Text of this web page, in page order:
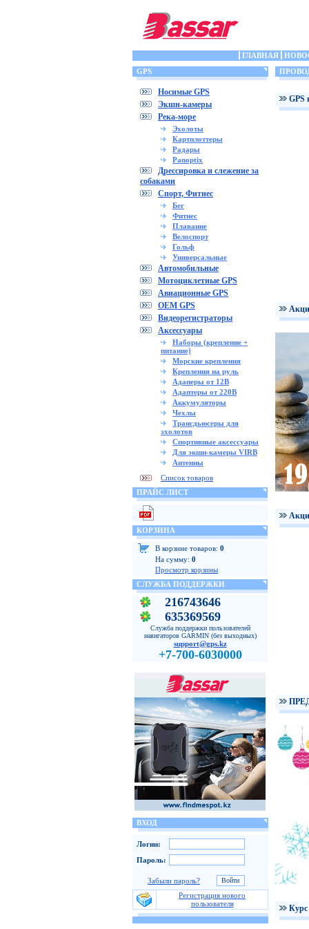
ГЛАВНАЯ
GPS
Носимые GPS
Экшн-камеры
Река-море
Эхолоты
Картплоттеры
Радары
Panoptix
Дрессировка и слежение за
собаками
Спорт, Фитнес
Бег
Фитнес
Плавание
Велоспорт
Гольф
Универсальные
Автомобильные
Мотоциклетные GPS
Авиационные GPS
OEM GPS
Видеорегистраторы
Аксессуары
Наборы (крепление +
питание)
Морские крепления
Крепления на руль
Адаперы от 12В
Адаптеры от 220В
Аккумуляторы
Чехлы
Трансдьюсеры для
эхолотов
Спортивные аксессуары
Для экшн-камеры VIRB
Антенны
Список товаров
ПРАЙС ЛИСТ
КОРЗИНА
В корзине товаров: 0
На сумму: 0
Просмотр корзины
СЛУЖБА ПОДДЕРЖКИ
216743646
635369569
Служба поддержки пользователей
навигаторов GARMIN (без выходных)
support@gps.kz
+7-700-6030000
ВХОД
Логин:
Пароль:
Забыли пароль?
Регистрация нового
пользователя
GPS